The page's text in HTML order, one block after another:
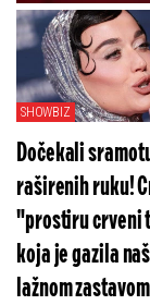
SHOWBIZ
Dočekali
raširenih ruku!
"prostiru crveni
koja je gazila
lažnom zastavom